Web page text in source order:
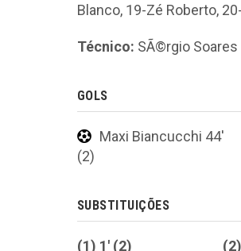
Blanco, 19-Zé Roberto,
Técnico: SÃ©rgio Soares
GOLS
Maxi Biancucchi 44'
(2)
SUBSTITUIÇÕES
(1) 1' (2)